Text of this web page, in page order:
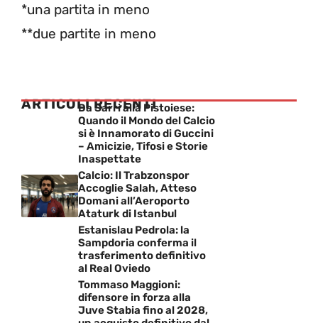
*una partita in meno
**due partite in meno
ARTICOLI RECENTI
Da Sarri alla Pistoiese:
Quando il Mondo del Calcio
si è Innamorato di Guccini
– Amicizie, Tifosi e Storie
Inaspettate
Calcio: Il Trabzonspor
Accoglie Salah, Atteso
Domani all’Aeroporto
Ataturk di Istanbul
Estanislau Pedrola: la
Sampdoria conferma il
trasferimento definitivo
al Real Oviedo
Tommaso Maggioni:
difensore in forza alla
Juve Stabia fino al 2028,